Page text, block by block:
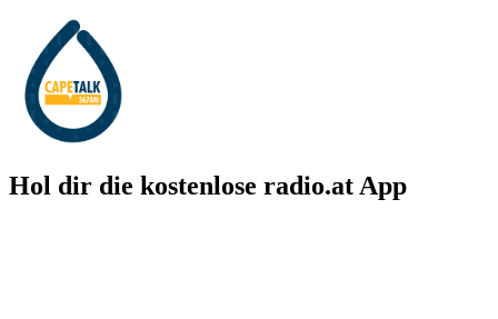
Hol dir die kostenlose radio.at App